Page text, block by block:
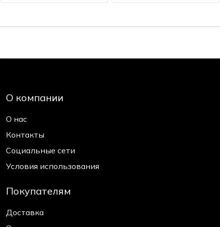
О компании
О нас
Контакты
Социальные сети
Условия использования
Покупателям
Доставка